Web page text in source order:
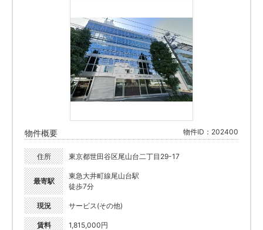
物件概要 物件ID：202400
住所 東京都世田谷区尾山台二丁目29-17
最寄駅
東急大井町線尾山台駅
徒歩7分
現況 サービス(その他)
賃料 1,815,000円